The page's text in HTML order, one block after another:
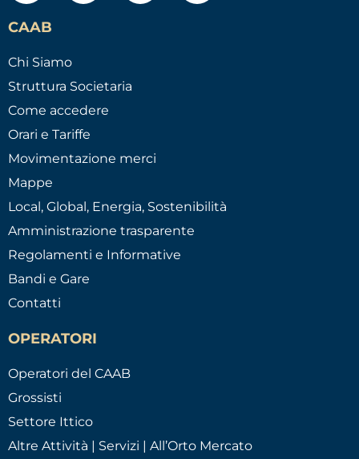
CAAB
Chi Siamo
Struttura Societaria
Come accedere
Orari e Tariffe
Movimentazione merci
Mappe
Local, Global, Energia, Sostenibilità
Amministrazione trasparente
Regolamenti e Informative
Bandi e Gare
Contatti
OPERATORI
Operatori del CAAB
Grossisti
Settore Ittico
Altre Attività | Servizi | All’Orto Mercato